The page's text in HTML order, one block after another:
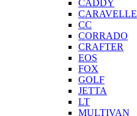
CADDY
CARAVELLE
CC
CORRADO
CRAFTER
EOS
FOX
GOLF
JETTA
LT
MULTIVAN